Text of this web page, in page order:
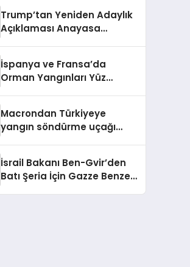
Trump’tan Yeniden Adaylık
Açıklaması Anayasa
İspanya ve Fransa’da
Orman Yangınları Yüz
Macrondan Türkiyeye
yangın söndürme uçağı
İsrail Bakanı Ben-Gvir’den
Batı Şeria İçin Gazze Benzeri